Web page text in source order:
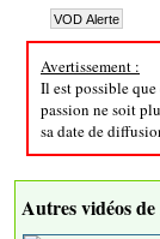
Avertissement :
Il est possible
passion ne soit
sa date de
Autres vidéos de